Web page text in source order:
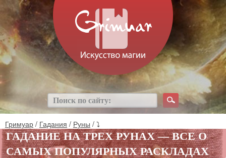
Гримуар / Гадания / Руны / ⤵
ГАДАНИЕ НА ТРЕХ РУНАХ — ВСЕ О
САМЫХ ПОПУЛЯРНЫХ РАСКЛАДАХ